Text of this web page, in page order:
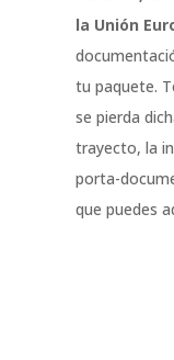
la Unión
tu paquete.
se pierda
trayecto, la
porta-
que puedes